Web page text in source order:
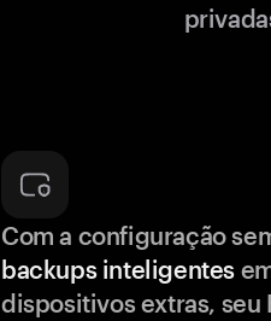
Com a configuração
backups inteligentes
dispositivos extras, seu